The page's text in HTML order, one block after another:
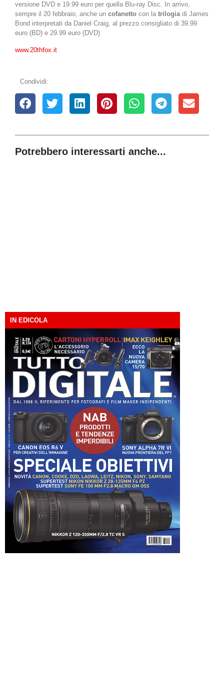
versione DVD e 19.99 euro per quella Blu-ray Disc. In arrivo,
sempre il 20 febbraio, anche un cofanetto con la trilogiadi James
Bond interpretati da Daniel Craig, al prezzo consigliato di 39.99
euro (BD) e 29.99 euro (DVD)
www.20thfox.it
Condividi:
Potrebbero interessarti anche...
IN EDICOLA